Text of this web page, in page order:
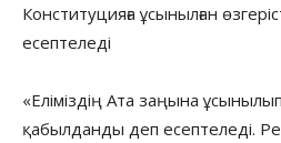
Конституцияға ұсынылған
есептеледі
«Еліміздің Ата заңына
қабылданды деп есептеледі.